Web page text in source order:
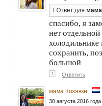
↑ Ответ для мама
спасибо, я
нет
сохранить,
большой
↑ Ответить
мама Козявки
30 августа 2016 года